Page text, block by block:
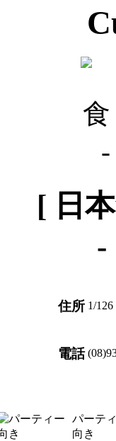
[ 日
-
住所 1/
電話
パーテ
向き